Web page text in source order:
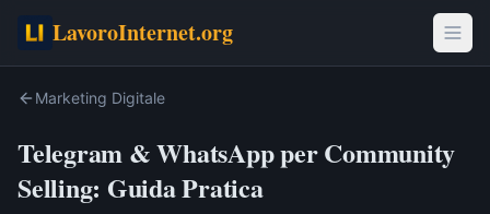
LavoroInternet.org
Marketing Digitale
Telegram & WhatsApp per Community
Selling: Guida Pratica